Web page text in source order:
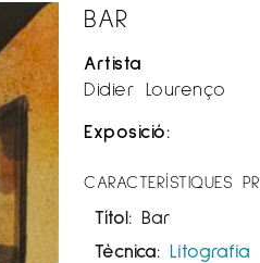
BAR
Artista
Didier Lourenço
Exposició:
CARACTERÍSTIQUES
Títol: Bar
Tècnica: Litografia